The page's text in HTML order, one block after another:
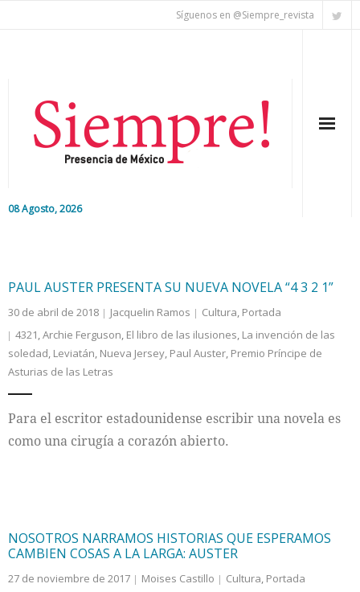
Síguenos en @Siempre_revista
08 Agosto, 2026
Nacional
Colaboradores
PAUL AUSTER PRESENTA SU NUEVA NOVELA “4 3 2 1”
30 de abril de 2018 Jacquelin Ramos Cultura, Portada
4321,Archie Ferguson, El libro de las ilusiones, La invención de las
soledad, Leviatán, Nueva Jersey, Paul Auster, Premio Príncipe de
Asturias de las Letras
Para el escritor estadounidense escribir una novela es
como una cirugía a corazón abierto.
NOSOTROS NARRAMOS HISTORIAS QUE ESPERAMOS
CAMBIEN COSAS A LA LARGA: AUSTER
27 de noviembre de 2017 Moises Castillo Cultura, Portada